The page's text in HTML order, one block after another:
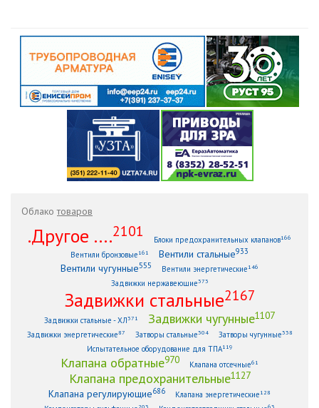
Облакотоваров
.Другое ....2101
Блоки предохранительных клапанов166
Вентили бронзовые161 Вентили стальные933
Вентили чугунные555 Вентили энергетические146
Задвижки нержавеющие373
Задвижки стальные2167
Задвижки стальные - ХЛ371 Задвижки чугунные1107
Задвижки энергетические87 Затворы стальные304 Затворы чугунные338
Испытательное оборудование для ТПА119
Клапана обратные970 Клапана отсечные61
Клапана предохранительные1127
Клапана регулирующие686 Клапана энергетические128